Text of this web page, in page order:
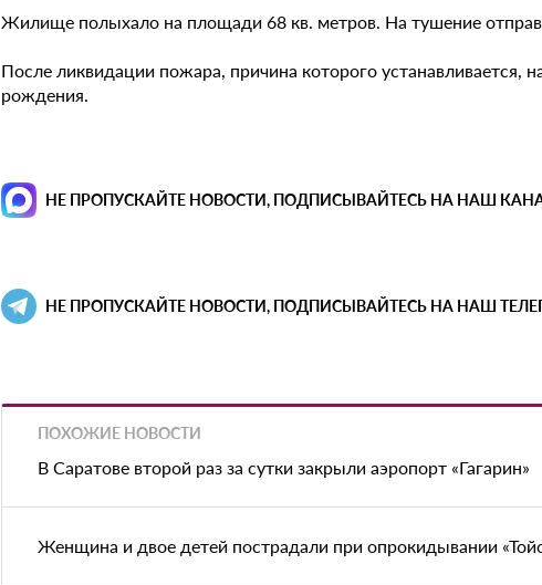
Жилище полыхало на площади 68 кв. метров. На тушение
После ликвидации пожара, причина которого
рождения.
НЕ ПРОПУСКАЙТЕ НОВОСТИ, ПОДПИСЫВАЙТЕСЬ НА НАШ
НЕ ПРОПУСКАЙТЕ НОВОСТИ, ПОДПИСЫВАЙТЕСЬ НА НАШ
ПОХОЖИЕ НОВОСТИ
В Саратове второй раз за сутки закрыли аэропорт «Гагарин»
Женщина и двое детей пострадали при опрокидывании